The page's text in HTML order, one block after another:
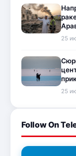
25
25
Follow On